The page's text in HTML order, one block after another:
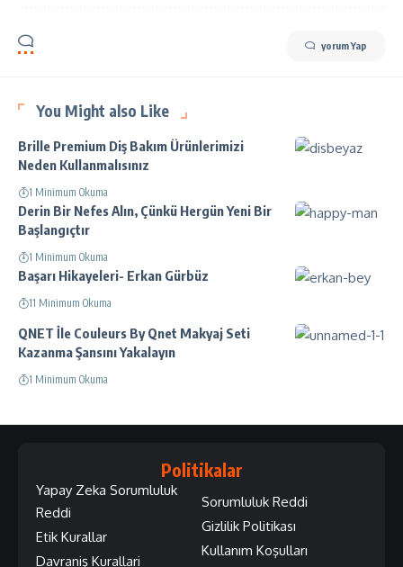
yorum Yap
You Might also Like
Brille Premium Diş Bakım Ürünlerimizi
Neden Kullanmalısınız
1 Minimum Okuma
Derin Bir Nefes Alın, Çünkü Hergün Yeni Bir
Başlangıçtır
1 Minimum Okuma
Başarı Hikayeleri- Erkan Gürbüz
11 Minimum Okuma
QNET İle Couleurs By Qnet Makyaj Seti
Kazanma Şansını Yakalayın
1 Minimum Okuma
Politikalar
Yapay Zeka Sorumluluk
Reddi
Etik Kurallar
Davraniş Kurallari
Sorumluluk Reddi
Gizlilik Politikası
Kullanım Koşulları